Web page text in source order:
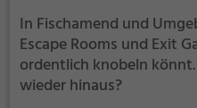
In Fischamend und
Escape Rooms und Exit
ordentlich knobeln
wieder hinaus?